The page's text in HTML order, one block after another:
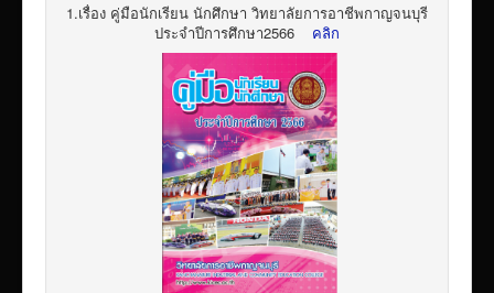
1.เรื่อง คู่มือนักเรียน นักศึกษา วิทยาลัยการอาชีพกาญจนบุรี
ประจำปีการศึกษา2566
คลิก